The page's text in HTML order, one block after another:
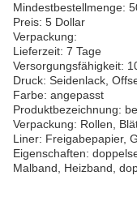
Mindestbestellmenge:
Preis: 5 Dollar
Verpackung:
Lieferzeit: 7 Tage
Versorgungsfähigkeit:
Druck: Seidenlack,
Farbe: angepasst
Produktbezeichnung:
Verpackung: Rollen,
Liner: Freigabepapier,
Eigenschaften:
Malband, Heizband,